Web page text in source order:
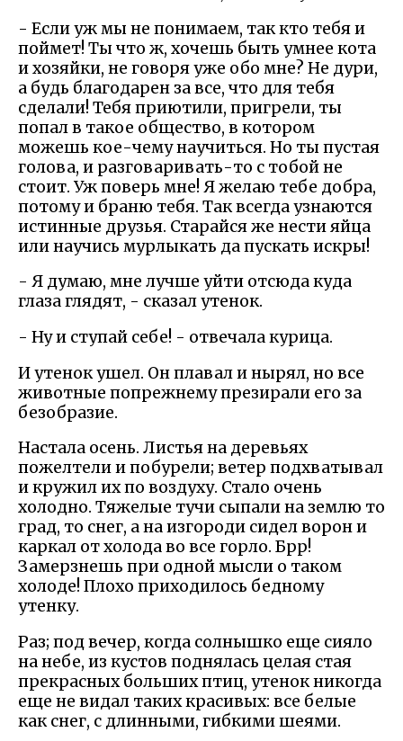
- Если уж мы не понимаем, так кто тебя и
поймет! Ты что ж, хочешь быть умнее кота
и хозяйки, не говоря уже обо мне? Не дури,
а будь благодарен за все, что для тебя
сделали! Тебя приютили, пригрели, ты
попал в такое общество, в котором
можешь кое-чему научиться. Но ты пустая
голова, и разговаривать-то с тобой не
стоит. Уж поверь мне! Я желаю тебе добра,
потому и браню тебя. Так всегда узнаются
истинные друзья. Старайся же нести яйца
или научись мурлыкать да пускать искры!
- Я думаю, мне лучше уйти отсюда куда
глаза глядят, - сказал утенок.
- Ну и ступай себе! - отвечала курица.
И утенок ушел. Он плавал и нырял, но все
животные попрежнему презирали его за
безобразие.
Настала осень. Листья на деревьях
пожелтели и побурели; ветер подхватывал
и кружил их по воздуху. Стало очень
холодно. Тяжелые тучи сыпали на землю то
град, то снег, а на изгороди сидел ворон и
каркал от холода во все горло. Брр!
Замерзнешь при одной мысли о таком
холоде! Плохо приходилось бедному
утенку.
Раз; под вечер, когда солнышко еще сияло
на небе, из кустов поднялась целая стая
прекрасных больших птиц, утенок никогда
еще не видал таких красивых: все белые
как снег, с длинными, гибкими шеями.